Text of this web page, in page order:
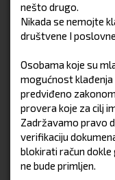
nešto drugo.
Nikada se nemojte
društvene I
Osobama koje su
mogućnost
predviđeno
provera koje za cilj
Zadržavamo pravo
verifikaciju
blokirati račun
ne bude primljen.